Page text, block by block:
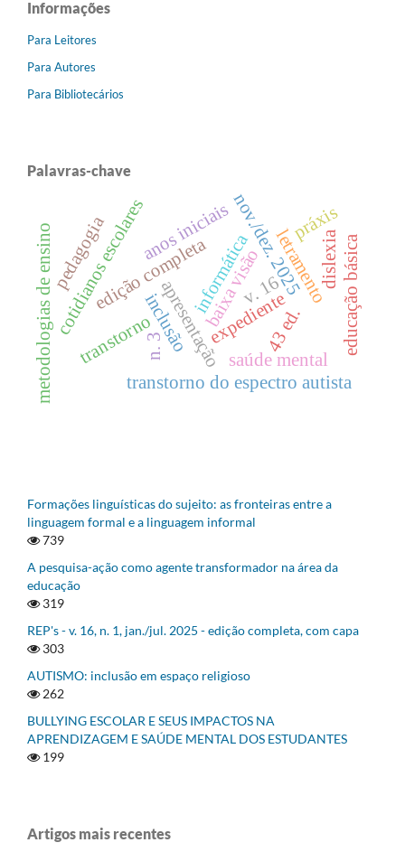
Informações
Para Leitores
Para Autores
Para Bibliotecários
Palavras-chave
edição completa v. 16
n. 3
nov./dez. 2025
43 ed.
expediente
apresentação
cotidianos escolares
transtorno do espectro autista
baixa visão
metodologias de ensino educação básica
inclusão
letramento
informática
anos iniciais práxis
pedagogia dislexia
transtorno saúde mental
Formações linguísticas do sujeito: as fronteiras entre a
linguagem formal e a linguagem informal
739
A pesquisa-ação como agente transformador na área da
educação
319
REP's - v. 16, n. 1, jan./jul. 2025 - edição completa, com capa
303
AUTISMO: inclusão em espaço religioso
262
BULLYING ESCOLAR E SEUS IMPACTOS NA
APRENDIZAGEM E SAÚDE MENTAL DOS ESTUDANTES
199
Artigos mais recentes